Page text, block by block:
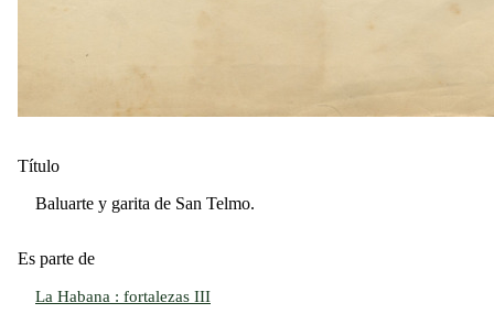
Título
Baluarte y garita de San Telmo.
Es parte de
La Habana : fortalezas III